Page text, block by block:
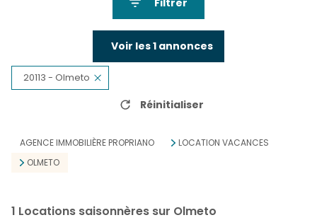
Filtrer
Voir les1 annonces
20113 - Olmeto
Réinitialiser
AGENCE IMMOBILIÈRE PROPRIANO
LOCATION VACANCES
OLMETO
1 Locations saisonnères sur Olmeto